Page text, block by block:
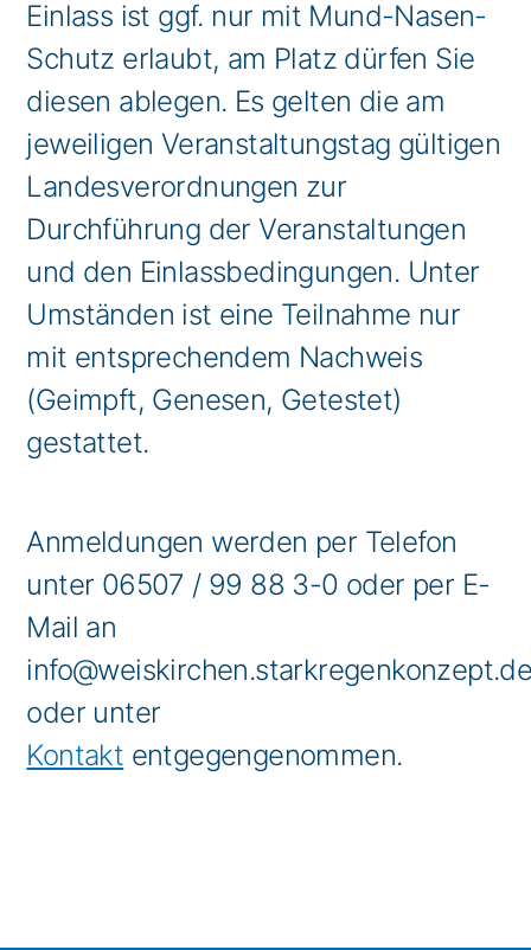
Einlass ist ggf. nur mit Mund-Nasen-
Schutz erlaubt, am Platz dürfen Sie
diesen ablegen. Es gelten die am
jeweiligen Veranstaltungstag gültigen
Landesverordnungen zur
Durchführung der Veranstaltungen
und den Einlassbedingungen. Unter
Umständen ist eine Teilnahme nur
mit entsprechendem Nachweis
(Geimpft, Genesen, Getestet)
gestattet.
Anmeldungen werden per Telefon
unter 06507 / 99 88 3-0 oder per E-
Mail an
oder unter
Kontakt entgegengenommen.